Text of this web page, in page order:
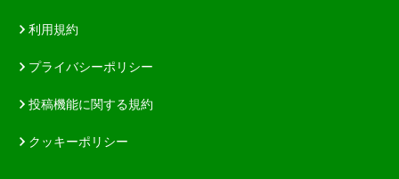
利用規約
プライバシーポリシー
投稿機能に関する規約
クッキーポリシー